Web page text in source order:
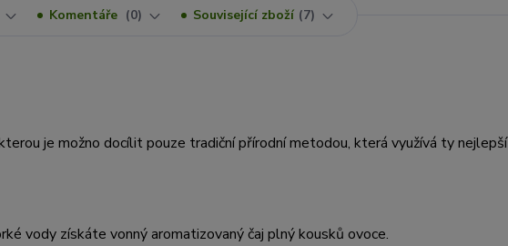
Komentáře 0 Související zboží 7
je možno docílit pouze tradiční přírodní metodou, která využívá ty nejlepší
vody získáte vonný aromatizovaný čaj plný kousků ovoce.